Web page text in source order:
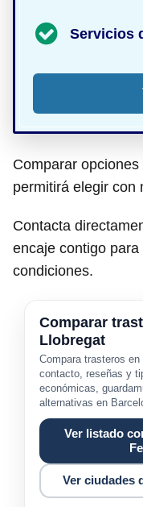
Servicios
Comparar
permitirá elegir con
Contacta
encaje contigo
condiciones.
Comparar
Llobregat
Compara trasteros
contacto, reseñas y
económicas,
alternativas en
Ver listado
Ver ciudades